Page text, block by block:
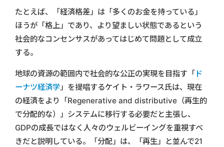
たとえば、「経済格差」は「多くのお金を持っている」
ほうが「格上」であり、より望ましい状態であるという
社会的なコンセンサスがあってはじめて問題として成立
する。
地球の資源の範囲内で社会的な公正の実現を目指す「 ド
ーナツ経済学 」を提唱するケイト・ラワース氏は、現在
の経済をより「Regenerative and distributive（再生的
で分配的な）」システムに移行する必要だと主張し、
GDPの成長ではなく人々のウェルビーイングを重視すべ
きだと説明している。「分配」は、「再生」と並んで21